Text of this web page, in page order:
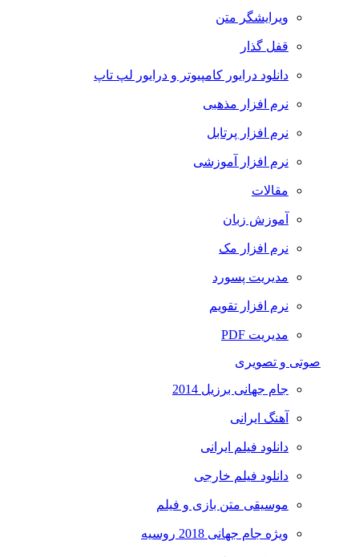
ویرایشگر متن
قفل گذار
دانلود درایور کامپیوتر و درایور لپ تاپ
نرم افزار مذهبی
نرم افزار پرتابل
نرم افزار آموزشی
مقالات
آموزش زبان
نرم افزار مک
مدیریت پسورد
نرم افزار تقویم
مدیریت PDF
صوتی و تصویری
جام جهانی برزیل 2014
آهنگ ایرانی
دانلود فیلم ایرانی
دانلود فیلم خارجی
موسیقی متن بازی و فیلم
ویژه جام جهانی 2018 روسیه